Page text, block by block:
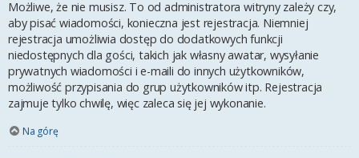
Możliwe, że nie musisz. To od administratora witryny zależy czy,
aby pisać wiadomości, konieczna jest rejestracja. Niemniej
rejestracja umożliwia dostęp do dodatkowych funkcji
niedostępnych dla gości, takich jak własny awatar, wysyłanie
prywatnych wiadomości i e-maili do innych użytkowników,
możliwość przypisania do grup użytkowników itp. Rejestracja
zajmuje tylko chwilę, więc zaleca się jej wykonanie.
Na górę